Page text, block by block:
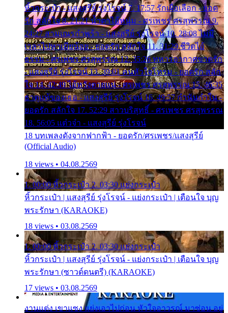
หิ้วกระเป๋า - แสงสุรีย์ รุ่งโรจน์ 7. 17:57 รักเผื่อเลือก - ยอด
รัก สลักใจ 8. 21:21 น้ำตาไอ้หนุ่ม - ศรเพชร ศรสุพรรณ 9.
24:27 สามเณรกำพร้า - แสงสุรีย์ รุ่งโรจน์ 10. 28:08 ไม่มี
เวลาไปหาเมียน้อย - ยอดรัก สลักใจ 11. 31:29 ชีวิตไอ้
ธรรม - ศรเพชร ศรสุพรรณ 12. 35:26 ทหารอากาศขาดรัก
- แสงสุรีย์ รุ่งโรจน์ 13. 39:01 คนหัวใจโทรม - ยอดรัก สลัก
ใจ 14. 42:49 ไอ้หวังตายแน่ - ศรเพชร ศรสุพรรณ 15. 46:35
ธาตุแท้ของเธอ - แสงสุรีย์ รุ่งโรจน์ 16. 49:57 กำนันกำใน -
ยอดรัก สลักใจ 17. 52:29 สาวบริสุทธิ์ - ศรเพชร ศรสุพรรณ
18. 56:05 แต๋วจ๋า - แสงสุรีย์ รุ่งโรจน์
18 บทเพลงดังจากฟากฟ้า - ยอดรัก/ศรเพชร/แสงสุรีย์
(Official Audio)
18 views • 04.08.2569
1. 00:00 หิ้วกระเป๋า 2. 03:30 แย่งกระเป๋า
หิ้วกระเป๋า | แสงสุรีย์ รุ่งโรจน์ - แย่งกระเป๋า | เตือนใจ บุญ
พระรักษา (KARAOKE)
18 views • 03.08.2569
1. 00:00 หิ้วกระเป๋า 2. 03:30 แย่งกระเป๋า
หิ้วกระเป๋า | แสงสุรีย์ รุ่งโรจน์ - แย่งกระเป๋า | เตือนใจ บุญ
พระรักษา (ซาวด์ดนตรี) (KARAOKE)
17 views • 03.08.2569
งานแต่ง เขาแซง แย่งเอาไปก่อน หัวใจอาวรณ์ มาซ่อน อยู่